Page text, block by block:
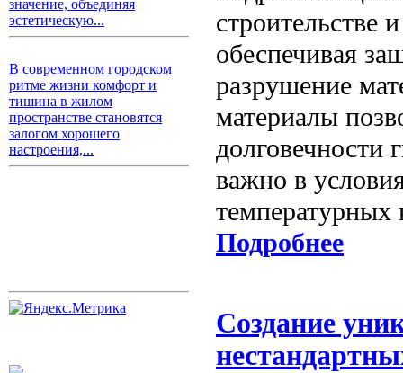
значение, объединяя
эстетическую...
В современном городском
ритме жизни комфорт и
тишина в жилом
пространстве становятся
залогом хорошего
настроения,...
строительстве
обеспечивая
разрушение
материалы
долговечности
важно в
температурных
Подробнее
Создание